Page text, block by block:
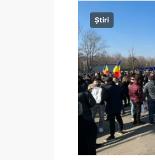
Știri